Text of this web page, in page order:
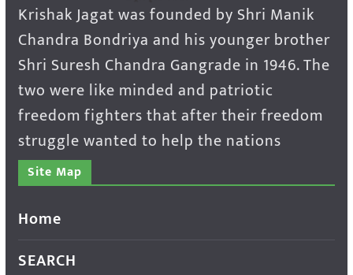
Krishak Jagat was founded by Shri Manik
Chandra Bondriya and his younger brother
Shri Suresh Chandra Gangrade in 1946. The
two were like minded and patriotic
freedom fighters that after their freedom
struggle wanted to help the nations
Site Map
Home
SEARCH